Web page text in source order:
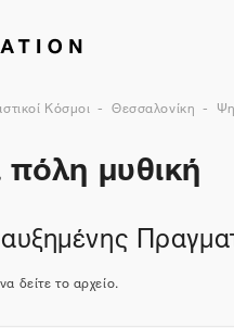
Κόσμοι Θεσσαλονίκη
μυθική
δείτε το αρχείο.